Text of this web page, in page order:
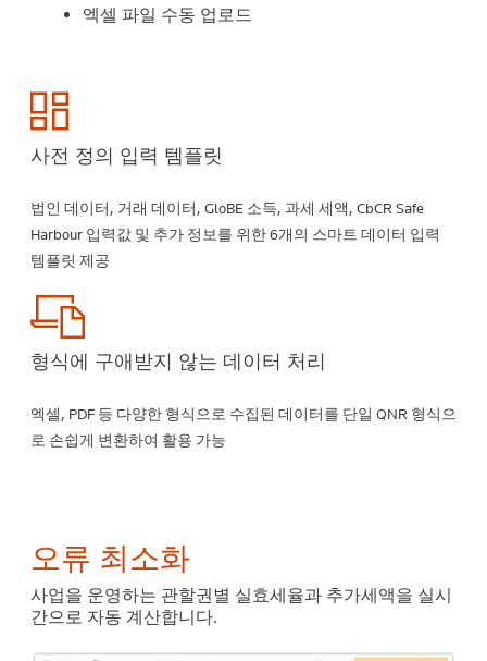
엑셀 파일 수동 업로드
사전 정의 입력 템플릿
법인 데이터, 거래 데이터, GloBE 소득, 과세 세액, CbCR Safe
Harbour 입력값 및 추가 정보를 위한 6개의 스마트 데이터 입력
템플릿 제공
형식에 구애받지 않는 데이터 처리
엑셀, PDF 등 다양한 형식으로 수집된 데이터를 단일 QNR 형식으
로 손쉽게 변환하여 활용 가능
오류 최소화
사업을 운영하는 관할권별 실효세율과 추가세액을 실시
간으로 자동 계산합니다.